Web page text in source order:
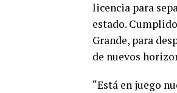
licencia para
estado.
Grande, para
de nuevos
“Está en juego